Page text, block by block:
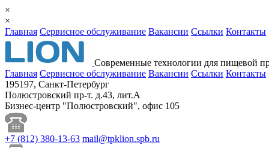
×
×
Главная Сервисное обслуживание Вакансии Ссылки Контакты
Cовременные технологии для пищевой
Главная Сервисное обслуживание Вакансии Ссылки Контакты
195197, Санкт-Петербург
Полюстровский пр-т. д.43, лит.А
Бизнес-центр "Полюстровский", офис 105
+7 (812) 380-13-63 mail@tpklion.spb.ru